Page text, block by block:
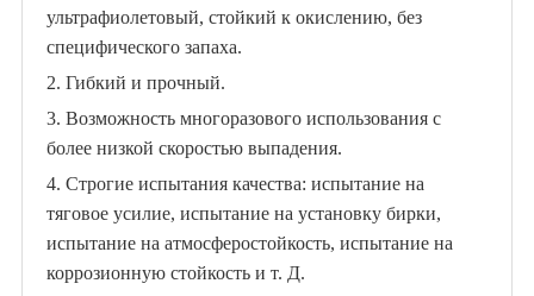
ультрафиолетовый, стойкий к окислению, без
специфического запаха.
2. Гибкий и прочный.
3. Возможность многоразового использования с
более низкой скоростью выпадения.
4. Строгие испытания качества: испытание на
тяговое усилие, испытание на установку бирки,
испытание на атмосферостойкость, испытание на
коррозионную стойкость и т. Д.